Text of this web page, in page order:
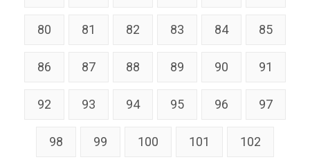
80 81 82 83 84 85
86 87 88 89 90 91
92 93 94 95 96 97
98 99 100 101 102